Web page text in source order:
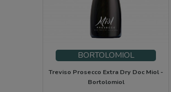
BORTOLOMIOL
Treviso Prosecco Extra Dry Doc Miol -
Bortolomiol